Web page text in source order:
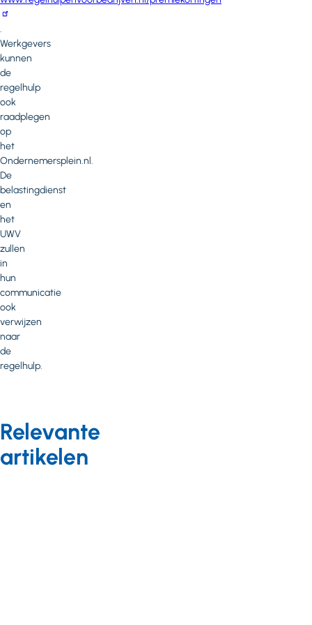
.
Werkgevers
kunnen
de
regelhulp
ook
raadplegen
op
het
Ondernemersplein.nl.
De
belastingdienst
en
het
UWV
zullen
in
hun
communicatie
ook
verwijzen
naar
de
regelhulp.
Relevante
artikelen